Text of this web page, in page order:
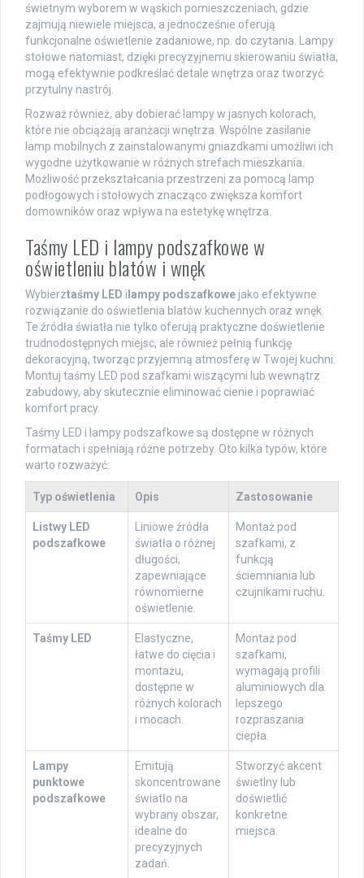
świetnym wyborem w wąskich pomieszczeniach, gdzie
zajmują niewiele miejsca, a jednocześnie oferują
funkcjonalne oświetlenie zadaniowe, np. do czytania. Lampy
stołowe natomiast, dzięki precyzyjnemu skierowaniu światła,
mogą efektywnie podkreślać detale wnętrza oraz tworzyć
przytulny nastrój.
Rozważ również, aby dobierać lampy w jasnych kolorach,
które nie obciążają aranżacji wnętrza. Wspólne zasilanie
lamp mobilnych z zainstalowanymi gniazdkami umożliwi ich
wygodne użytkowanie w różnych strefach mieszkania.
Możliwość przekształcania przestrzeni za pomocą lamp
podłogowych i stołowych znacząco zwiększa komfort
domowników oraz wpływa na estetykę wnętrza.
Taśmy LED i lampy podszafkowe w
oświetleniu blatów i wnęk
Wybierztaśmy LED i lampy podszafkowe jako efektywne
rozwiązanie do oświetlenia blatów kuchennych oraz wnęk.
Te źródła światła nie tylko oferują praktyczne doświetlenie
trudnodostępnych miejsc, ale również pełnią funkcję
dekoracyjną, tworząc przyjemną atmosferę w Twojej kuchni.
Montuj taśmy LED pod szafkami wiszącymi lub wewnątrz
zabudowy, aby skutecznie eliminować cienie i poprawiać
komfort pracy.
Taśmy LED i lampy podszafkowe są dostępne w różnych
formatach i spełniają różne potrzeby. Oto kilka typów, które
warto rozważyć:
Typ oświetlenia Opis Zastosowanie
Listwy LED
podszafkowe
Liniowe źródła
światła o różnej
długości,
zapewniające
równomierne
oświetlenie.
Montaż pod
szafkami, z
funkcją
ściemniania lub
czujnikami ruchu.
Taśmy LED
Elastyczne,
łatwe do cięcia i
montażu,
dostępne w
różnych kolorach
i mocach.
Montaż pod
szafkami,
wymagają profili
aluminiowych dla
lepszego
rozpraszania
ciepła.
Lampy
punktowe
podszafkowe
Emitują
skoncentrowane
światło na
wybrany obszar,
idealne do
precyzyjnych
zadań.
Stworzyć akcent
świetlny lub
doświetlić
konkretne
miejsca.